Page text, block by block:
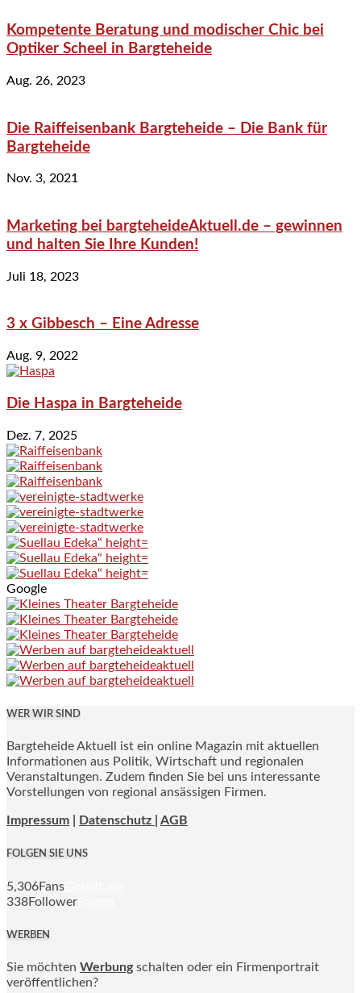
Kompetente Beratung und modischer Chic bei
Optiker Scheel in Bargteheide
Aug. 26, 2023
Die Raiffeisenbank Bargteheide – Die Bank für
Bargteheide
Nov. 3, 2021
Marketing bei bargteheideAktuell.de – gewinnen
und halten Sie Ihre Kunden!
Juli 18, 2023
3 x Gibbesch – Eine Adresse
Aug. 9, 2022
Die Haspa in Bargteheide
Dez. 7, 2025
Google
WER WIR SIND
Bargteheide Aktuell ist ein online Magazin mit aktuellen
Informationen aus Politik, Wirtschaft und regionalen
Veranstaltungen. Zudem finden Sie bei uns interessante
Vorstellungen von regional ansässigen Firmen.
Impressum Datenschutz | AGB
FOLGEN SIE UNS
5,306Fans
338Follower
WERBEN
Sie möchten Werbung schalten oder ein Firmenportrait
veröffentlichen?